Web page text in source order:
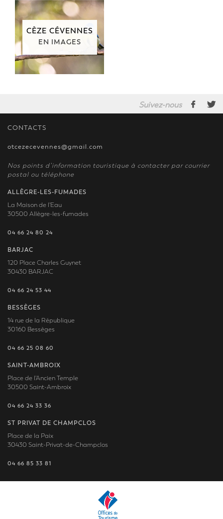
CÈZE CÉVENNES
EN IMAGES
Suivez-nous
CONTACTS
otcezecevennes@gmail.com
Nos points d’information touristique à contacter par courrier
postal ou téléphone
ALLÈGRE-LES-FUMADES
La Maison de l'Eau
30500 Allègre-les-fumades
04 66 24 80 24
BARJAC
120 Place Charles Guynet
30430 BARJAC
04 66 24 53 44
BESSÈGES
14 rue de la République
30160 Bessèges
04 66 25 08 60
SAINT-AMBROIX
Place de l'Ancien Temple
30500 Saint-Ambroix
04 66 24 33 36
ST PRIVAT DE CHAMPCLOS
Place de la Paix
30430 Saint-Privat-de-Champclos
04 66 85 33 81